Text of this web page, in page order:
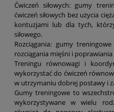
Ćwiczeń siłowych: gumy
ćwiczeń siłowych bez użycia
kontuzjami lub dla tych,
siłowego.
Rozciągania: gumy
rozciągania mięśni i
Treningu równowagi i
wykorzystać do ćwiczeń
w utrzymaniu dobrej postawy i
Gumy treningowe to
wykorzystywane w wielu